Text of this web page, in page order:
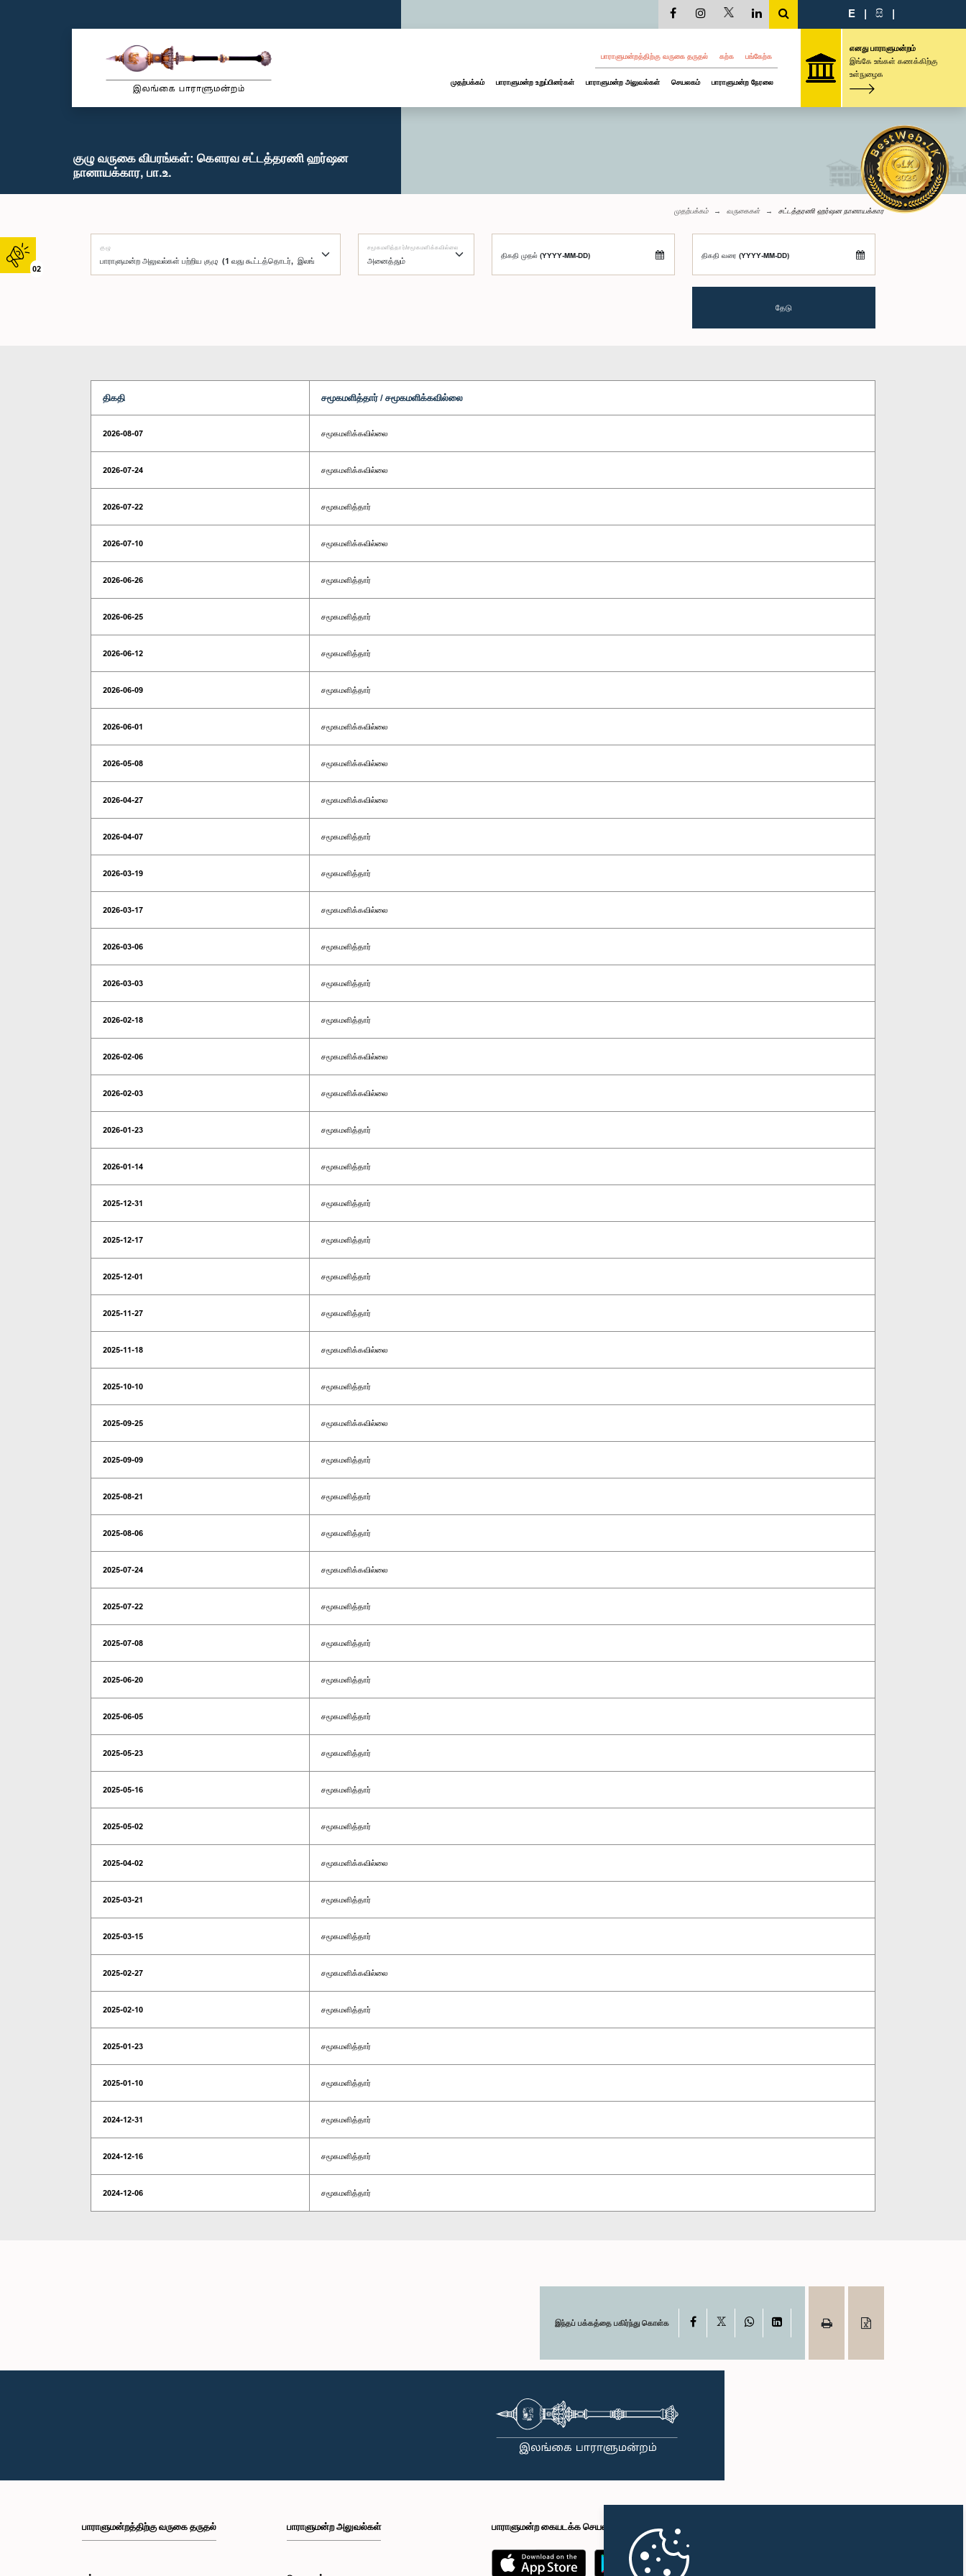
02
E | සි |
பாராளுமன்றத்திற்கு வருகை தருதல் கற்க பங்கேற்க
முதற்பக்கம் பாராளுமன்ற உறுப்பினர்கள் பாராளுமன்ற அலுவல்கள் செயலகம் பாராளுமன்ற நேரலை
எனது பாராளுமன்றம்
இங்கே உங்கள் கணக்கிற்கு
உள்நுழைக
குழு வருகை விபரங்கள்: கௌரவ சட்டத்தரணி ஹர்ஷன
நானாயக்கார, பா.உ.
முதற்பக்கம் வருகைகள் சட்டத்தரணி ஹர்ஷன நானாயக்கார
குழு சமூகமளித்தார்/சமூகமளிக்கவில்லை
திகதி முதல் (YYYY-MM-DD) திகதி வரை (YYYY-MM-DD)
தேடு
திகதி சமூகமளித்தார் / சமூகமளிக்கவில்லை
2026-08-07 சமூகமளிக்கவில்லை
2026-07-24 சமூகமளிக்கவில்லை
2026-07-22 சமூகமளித்தார்
2026-07-10 சமூகமளிக்கவில்லை
2026-06-26 சமூகமளித்தார்
2026-06-25 சமூகமளித்தார்
2026-06-12 சமூகமளித்தார்
2026-06-09 சமூகமளித்தார்
2026-06-01 சமூகமளிக்கவில்லை
2026-05-08 சமூகமளிக்கவில்லை
2026-04-27 சமூகமளிக்கவில்லை
2026-04-07 சமூகமளித்தார்
2026-03-19 சமூகமளித்தார்
2026-03-17 சமூகமளிக்கவில்லை
2026-03-06 சமூகமளித்தார்
2026-03-03 சமூகமளித்தார்
2026-02-18 சமூகமளித்தார்
2026-02-06 சமூகமளிக்கவில்லை
2026-02-03 சமூகமளிக்கவில்லை
2026-01-23 சமூகமளித்தார்
2026-01-14 சமூகமளித்தார்
2025-12-31 சமூகமளித்தார்
2025-12-17 சமூகமளித்தார்
2025-12-01 சமூகமளித்தார்
2025-11-27 சமூகமளித்தார்
2025-11-18 சமூகமளிக்கவில்லை
2025-10-10 சமூகமளித்தார்
2025-09-25 சமூகமளிக்கவில்லை
2025-09-09 சமூகமளித்தார்
2025-08-21 சமூகமளித்தார்
2025-08-06 சமூகமளித்தார்
2025-07-24 சமூகமளிக்கவில்லை
2025-07-22 சமூகமளித்தார்
2025-07-08 சமூகமளித்தார்
2025-06-20 சமூகமளித்தார்
2025-06-05 சமூகமளித்தார்
2025-05-23 சமூகமளித்தார்
2025-05-16 சமூகமளித்தார்
2025-05-02 சமூகமளித்தார்
2025-04-02 சமூகமளிக்கவில்லை
2025-03-21 சமூகமளித்தார்
2025-03-15 சமூகமளித்தார்
2025-02-27 சமூகமளிக்கவில்லை
2025-02-10 சமூகமளித்தார்
2025-01-23 சமூகமளித்தார்
2025-01-10 சமூகமளித்தார்
2024-12-31 சமூகமளித்தார்
2024-12-16 சமூகமளித்தார்
2024-12-06 சமூகமளித்தார்
இந்தப் பக்கத்தை பகிர்ந்து கொள்க Facebook WhatsAppLinkedIn
பாராளுமன்றத்திற்கு வருகை தருதல் பாராளுமன்ற அலுவல்கள் பாராளுமன்ற கையடக்க செயலி